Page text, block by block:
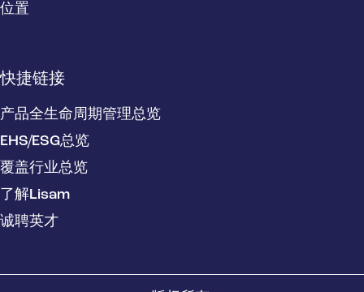
位置
快捷链接
产品全生命周期管理总览
EHS/ESG总览
覆盖行业总览
了解Lisam
诚聘英才